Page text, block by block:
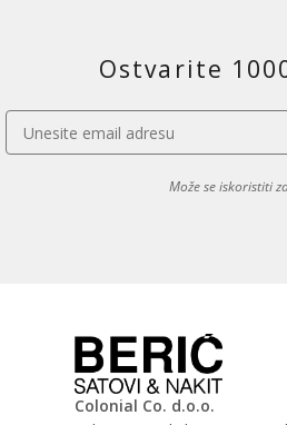
Ostvarite
Može se iskoristiti
Colonial Co. d.o.o.